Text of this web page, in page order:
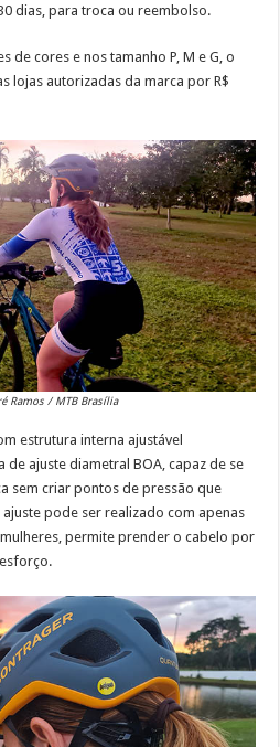
dias, para troca ou reembolso.
de cores e nos tamanho P, M e G, o
lojas autorizadas da marca por R$
Ramos / MTB Brasília
estrutura interna ajustável
de ajuste diametral BOA, capaz de se
sem criar pontos de pressão que
pode ser realizado com apenas
permite prender o cabelo por